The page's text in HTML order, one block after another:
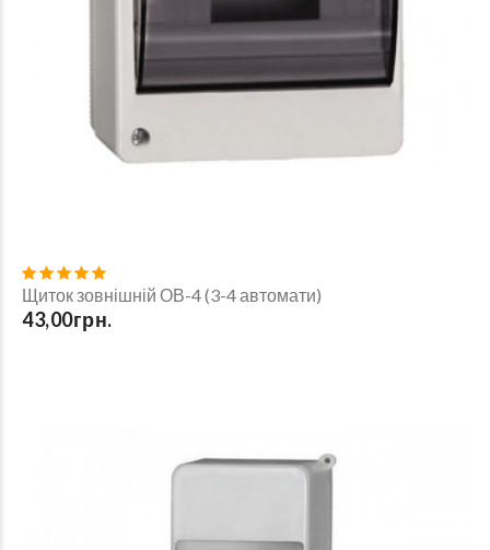
Щиток зовнішній ОВ-4 (3-4 автомати)
43,00грн.